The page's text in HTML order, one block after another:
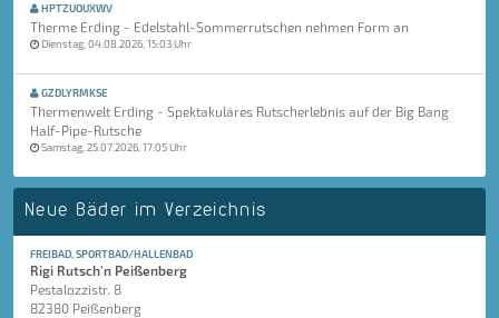
HPTZUOUXWV
Therme Erding - Edelstahl-Sommerrutschen nehmen Form an
Dienstag, 04.08.2026, 15:03 Uhr
GZDLYRMKSE
Thermenwelt Erding - Spektakuläres Rutscherlebnis auf der Big Bang
Half-Pipe-Rutsche
Samstag, 25.07.2026, 17:05 Uhr
Neue Bäder im Verzeichnis
FREIBAD, SPORTBAD/HALLENBAD
Rigi Rutsch'n Peißenberg
Pestalozzistr. 8
82380 Peißenberg